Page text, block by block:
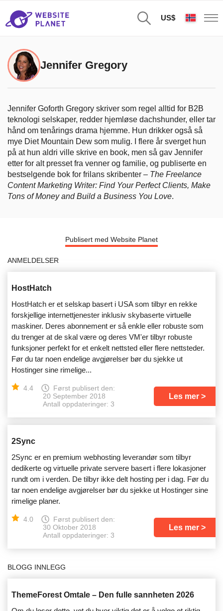
US$
Jennifer Gregory
Jennifer Goforth Gregory skriver som regel alltid for B2B
teknologi selskaper, redder hjemløse dachshunder, eller tar
hånd om tenårings drama hjemme. Hun drikker også så
mye Diet Mountain Dew som mulig. I flere år sverget hun
på at hun aldri ville skrive en book, men så gav Jennifer
etter for alt presset fra venner og familie, og publiserte en
bestselgende bok for frilans skribenter – The Freelance
Content Marketing Writer: Find Your Perfect Clients, Make
Tons of Money and Build a Business You Love.
Publisert med Website Planet
ANMELDELSER
HostHatch
HostHatch er et selskap basert i USA som tilbyr en rekke
forskjellige internettjenester inklusiv skybaserte virtuelle
maskiner. Deres abonnement er så enkle eller robuste som
du trenger at de skal være og deres VM'er tilbyr robuste
funksjoner perfekt for et enkelt nettsted eller flere nettsteder.
Før du tar noen endelige avgjørelser bør du sjekke ut
Hostinger sine rimelige...
4.4
Først publisert den:
20 September 2018
Antall oppdateringer: 3
Les mer
2Sync
2Sync er en premium webhosting leverandør som tilbyr
dedikerte og virtuelle private servere basert i flere lokasjoner
rundt om i verden. De tilbyr ikke delt hosting per i dag. Før du
tar noen endelige avgjørelser bør du sjekke ut Hostinger sine
rimelige planer.
4.0
Først publisert den:
30 Oktober 2018
Antall oppdateringer: 3
Les mer
BLOGG INNLEGG
ThemeForest Omtale – Den fulle sannheten 2026